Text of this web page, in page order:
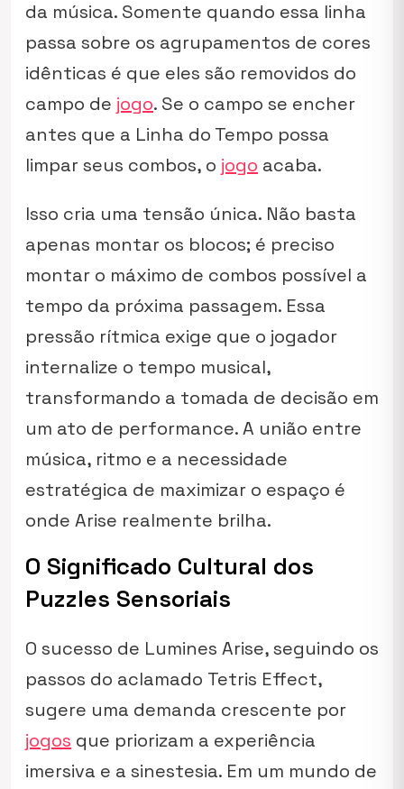
da música. Somente quando essa linha
passa sobre os agrupamentos de cores
idênticas é que eles são removidos do
campo de jogo. Se o campo se encher
antes que a Linha do Tempo possa
limpar seus combos, o jogo acaba.
Isso cria uma tensão única. Não basta
apenas montar os blocos; é preciso
montar o máximo de combos possível a
tempo da próxima passagem. Essa
pressão rítmica exige que o jogador
internalize o tempo musical,
transformando a tomada de decisão em
um ato de performance. A união entre
música, ritmo e a necessidade
estratégica de maximizar o espaço é
onde Arise realmente brilha.
O Significado Cultural dos
Puzzles Sensoriais
O sucesso de Lumines Arise, seguindo os
passos do aclamado Tetris Effect,
sugere uma demanda crescente por
jogos que priorizam a experiência
imersiva e a sinestesia. Em um mundo de